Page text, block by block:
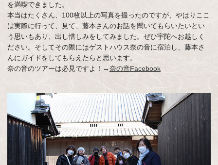
を満喫できました。
本当はたくさん、100枚以上の写真を撮ったのですが、やはりここ
は実際に行って、見て、藤本さんのお話を聞いてもらいたいとい
う思いもあり、出し惜しみをしてみました。ぜひ宇陀へお越しく
ださい。そしてその際にはゲストハウス奈の音に宿泊し、藤本さ
んにガイドをしてもらえたらと思います。
奈の音のツアーは必見ですよ！→奈の音Facebook